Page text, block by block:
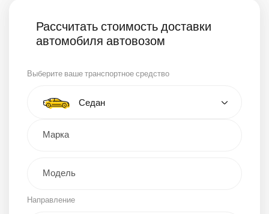
Рассчитать стоимость доставки
автомобиля автовозом
Выберите ваше транспортное средство
Тип автомобиля
Седан
Кроссовер
Направление